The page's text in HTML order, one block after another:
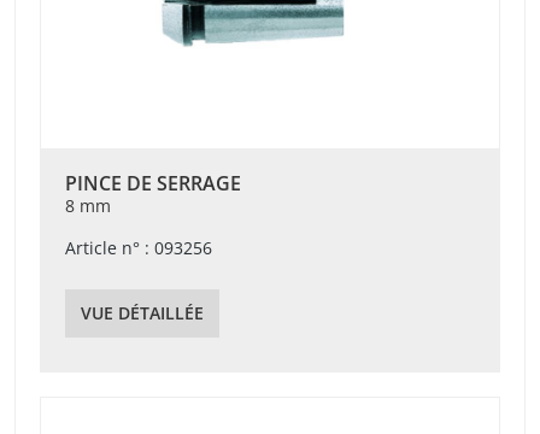
PINCE DE SERRAGE
8 mm
Article n° : 093256
VUE DÉTAILLÉE